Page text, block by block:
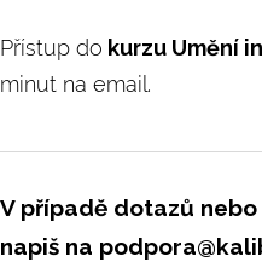
Přístup do kurzu Umění
minut na email.
V případě dotazů
napiš na